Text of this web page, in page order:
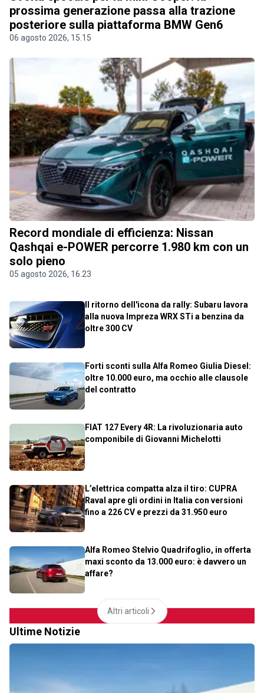
prossima generazione passa alla trazione
posteriore sulla piattaforma BMW Gen6
06 agosto 2026, 15.15
Record mondiale di efficienza: Nissan
Qashqai e-POWER percorre 1.980 km con un
solo pieno
05 agosto 2026, 16.23
Il ritorno dell'icona da rally: Subaru lavora
alla nuova Impreza WRX STi a benzina da
oltre 300 CV
Forti sconti sulla Alfa Romeo Giulia Diesel:
oltre 10.000 euro, ma occhio alle clausole
del contratto
FIAT 127 Every 4R: La rivoluzionaria auto
componibile di Giovanni Michelotti
L’elettrica compatta alza il tiro: CUPRA
Raval apre gli ordini in Italia con versioni
fino a 226 CV e prezzi da 31.950 euro
Alfa Romeo Stelvio Quadrifoglio, in offerta
maxi sconto da 13.000 euro: è davvero un
affare?
Altri articoli
Ultime Notizie